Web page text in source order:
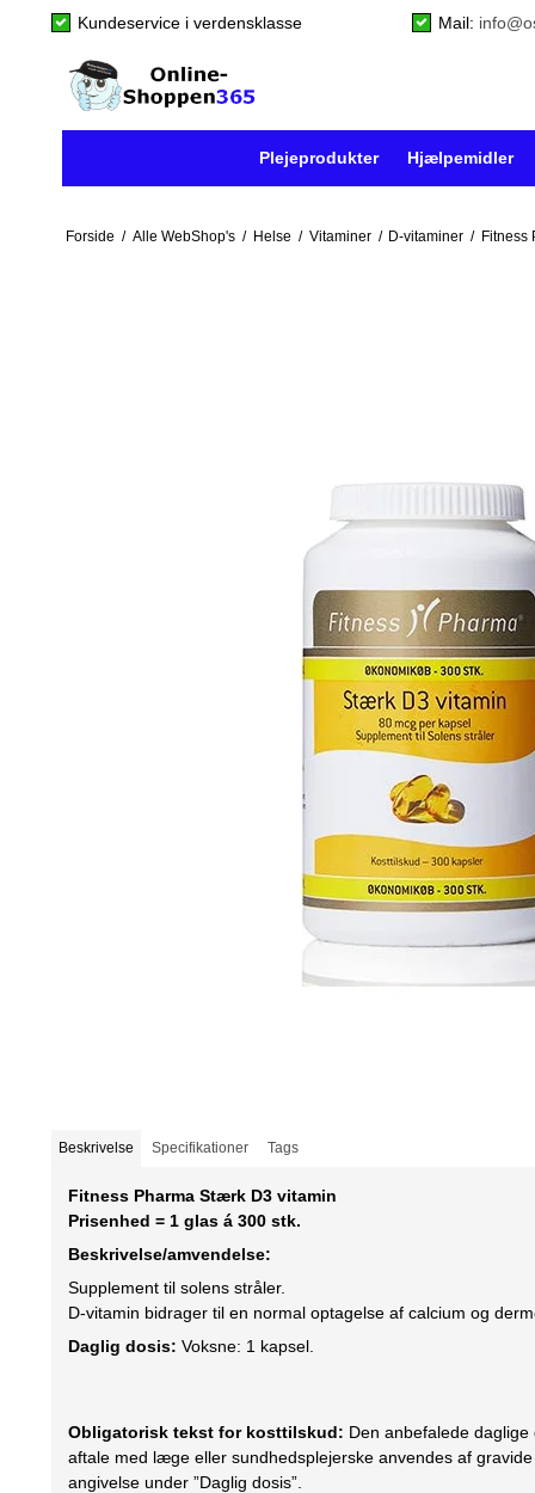
Kundeservice i verdensklasse Mail:
Plejeprodukter Hjælpemidler
Forside / Alle WebShop's / Helse / Vitaminer / D-vitaminer / Fitness
Beskrivelse Specifikationer Tags
Fitness Pharma Stærk D3 vitamin
Prisenhed = 1 glas á 300 stk.
Beskrivelse/amvendelse:
Supplement til solens stråler.
D-vitamin bidrager til en normal optagelse af calcium og
Daglig dosis: Voksne: 1 kapsel.
Obligatorisk tekst for kosttilskud: Den anbefalede
aftale med læge eller sundhedsplejerske anvendes af
angivelse under ”Daglig dosis”.